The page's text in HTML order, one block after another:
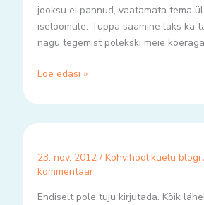
jooksu ei pannud, vaatamata tema
iseloomule. Tuppa saamine läks ka
nagu tegemist polekski meie
Loe edasi »
23. nov. 2012 / Kohvihoolikuelu blogi
kommentaar
Endiselt pole tuju kirjutada. Kõik